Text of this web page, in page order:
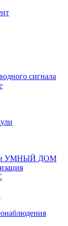
сигнала
УМНЫЙ ДОМ